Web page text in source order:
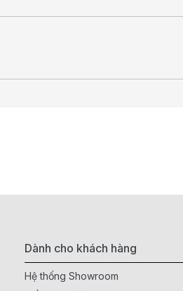
Dành cho khách hàng
Hệ thống Showroom